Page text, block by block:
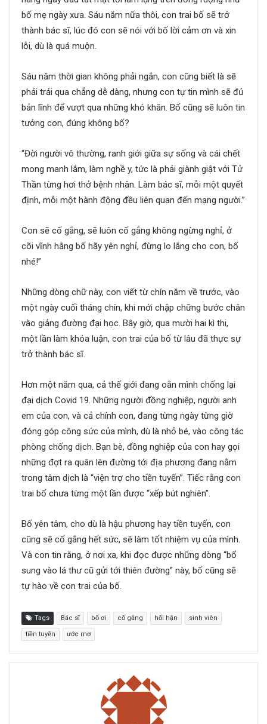
bố mẹ ngày xưa. Sáu năm nữa thôi, con trai bố sẽ trở
thành bác sĩ, lúc đó con sẽ nói với bố lời cảm ơn và xin
lỗi, dù là quá muộn.
Sáu năm thời gian không phải ngắn, con cũng biết là sẽ
phải trải qua chẳng dễ dàng, nhưng con tự tin mình sẽ đủ
bản lĩnh để vượt qua những khó khăn. Bố cũng sẽ luôn tin
tưởng con, đúng không bố?
“Đời người vô thường, ranh giới giữa sự sống và cái chết
mong manh lắm, làm nghề y, tức là phải giành giật với Tử
Thần từng hơi thở bệnh nhân. Làm bác sĩ, mỗi một quyết
định, mỗi một hành động đều liên quan đến mạng người.”
Con sẽ cố gắng, sẽ luôn cố gắng không ngừng nghỉ, ở
cõi vĩnh hằng bố hãy yên nghỉ, đừng lo lắng cho con, bố
nhé!”
Những dòng chữ này, con viết từ chín năm về trước, vào
một ngày cuối tháng chín, khi mới chập chững bước chân
vào giảng đường đại học. Bây giờ, qua mười hai kì thi,
một lần làm khóa luận, con trai của bố từ lâu đã thực sự
trở thành bác sĩ.
Hơn một năm qua, cả thế giới đang oằn mình chống lại
đại dịch Covid 19. Những người đồng nghiệp, người anh
em của con, và cả chính con, đang từng ngày từng giờ
đóng góp công sức của mình, dù là nhỏ bé, vào công tác
phòng chống dịch. Bạn bè, đồng nghiệp của con hay gọi
những đợt ra quân lên đường tới địa phương đang nằm
trong tâm dịch là “viện trợ cho tiền tuyến”. Tiếc rằng con
trai bố chưa từng một lần được “xếp bút nghiên”.
Bố yên tâm, cho dù là hậu phương hay tiền tuyến, con
cũng sẽ cố gắng hết sức, sẽ làm tốt nhiệm vụ của mình.
Và con tin rằng, ở nơi xa, khi đọc được những dòng “bổ
sung vào lá thư cũ gửi tới thiên đường” này, bố cũng sẽ
tự hào về con trai của bố.
Tags Bác sĩ bố ơi cố gắng hối hận sinh viên
tiền tuyến ước mơ